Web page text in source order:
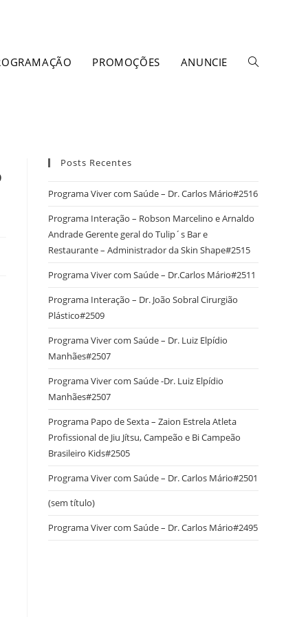
PROMOÇÕES ANUNCIE
Posts Recentes
Programa Viver com Saúde – Dr. Carlos Mário#2516
Programa Interação – Robson Marcelino e Arnaldo
Andrade Gerente geral do Tulip´s Bar e
Restaurante – Administrador da Skin Shape#2515
Programa Viver com Saúde – Dr.Carlos Mário#2511
Programa Interação – Dr. João Sobral Cirurgião
Plástico#2509
Programa Viver com Saúde – Dr. Luiz Elpídio
Manhães#2507
Programa Viver com Saúde -Dr. Luiz Elpídio
Manhães#2507
Programa Papo de Sexta – Zaion Estrela Atleta
Profissional de Jiu Jítsu, Campeão e Bi Campeão
Brasileiro Kids#2505
Programa Viver com Saúde – Dr. Carlos Mário#2501
(sem título)
Programa Viver com Saúde – Dr. Carlos Mário#2495